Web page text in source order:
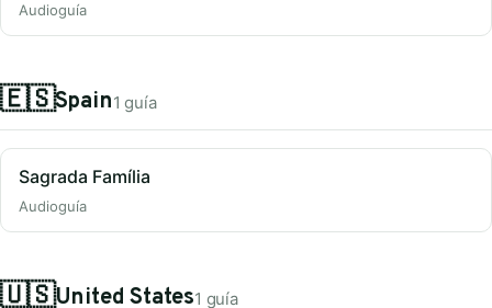
Audioguía
🇪🇸Spain1 guía
Sagrada Família
Audioguía
🇺🇸United States1 guía